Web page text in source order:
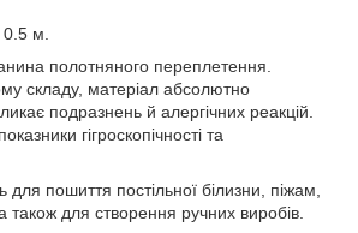
0.5 м.
полотняного переплетення.
складу, матеріал абсолютно
подразнень й алергічних реакцій.
гігроскопічності та
для пошиття постільної білизни, піжам,
також для створення ручних виробів.